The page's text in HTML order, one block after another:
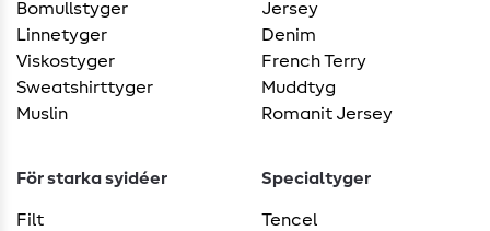
Bomullstyger
Linnetyger
Viskostyger
Sweatshirttyger
Muslin
Jersey
Denim
French Terry
Muddtyg
Romanit Jersey
För starka syidéer
Filt
Specialtyger
Tencel